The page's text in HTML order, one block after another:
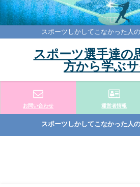
スポーツしかしてこなかった人
スポーツ選手達の
方から学ぶサ
お問い合わせ 運営者情報
スポーツしかしてこなかった人